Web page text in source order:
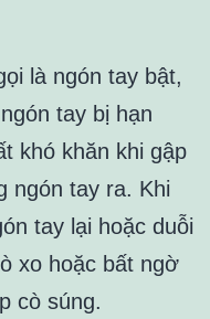
là ngón tay bật,
tay bị hạn
khó khăn khi gập
ngón tay ra. Khi
tay lại hoặc duỗi
xo hoặc bất ngờ
cò súng.